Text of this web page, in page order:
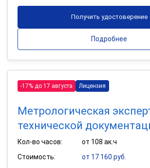
Получить удостоверение
Подробнее
-17% до 17 августа Лицензия
Метрологическая
технической
Кол-во часов:
от 108 ак.ч
Стоимость:
от 17 160 руб.